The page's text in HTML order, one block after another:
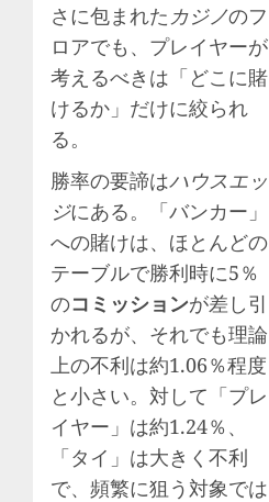
さに包まれた カジノのフ
ロアでも、プレイヤーが
考えるべきは「どこに賭
けるか」だけに絞られ
る。
勝率の要諦はハウスエッ
ジにある。「バンカー」
への賭けは、ほとんどの
テーブルで勝利時に5％
のコミッションが差し引
かれるが、それでも理論
上の不利は約1.06％程度
と小さい。対して「プレ
イヤー」は約1.24％、
「タイ」は大きく不利
で、頻繁に狙う対象では